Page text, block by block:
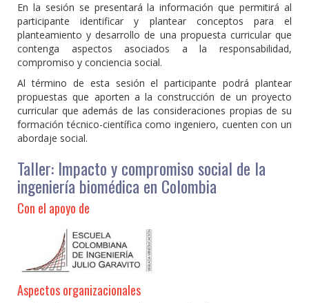
En la sesión se presentará la información que permitirá al
participante identificar y plantear conceptos para el
planteamiento y desarrollo de una propuesta curricular que
contenga aspectos asociados a la responsabilidad,
compromiso y conciencia social.
Al término de esta sesión el participante podrá plantear
propuestas que aporten a la construcción de un proyecto
curricular que además de las consideraciones propias de su
formación técnico-científica como ingeniero, cuenten con un
abordaje social.
Taller: Impacto y compromiso social de la
ingeniería biomédica en Colombia
Con el apoyo de
Aspectos organizacionales